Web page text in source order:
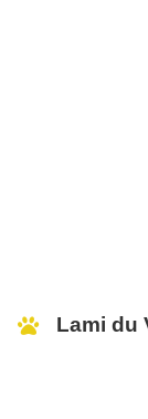
Lami du